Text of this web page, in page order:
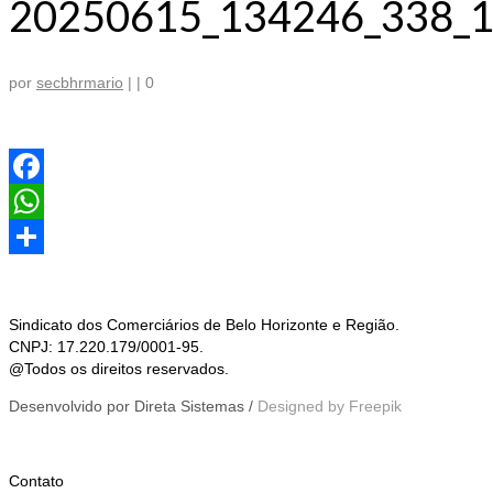
por secbhrmario | | 0
Facebook
WhatsApp
Sindicato dos Comerciários de Belo Horizonte e Região.
CNPJ: 17.220.179/0001-95.
@Todos os direitos reservados.
Desenvolvido por Direta Sistemas / Designed by Freepik
Contato